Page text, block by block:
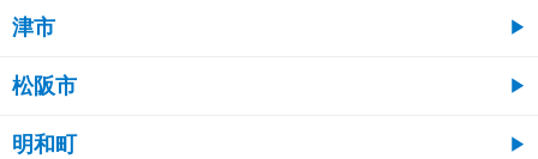
津市
松阪市
明和町